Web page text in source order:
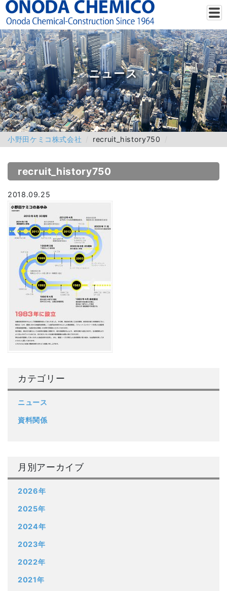
ニュース
小野田ケミコ株式会社 recruit_history750
recruit_history750
2018.09.25
カテゴリー
ニュース
資料関係
月別アーカイブ
2026年
2025年
2024年
2023年
2022年
2021年